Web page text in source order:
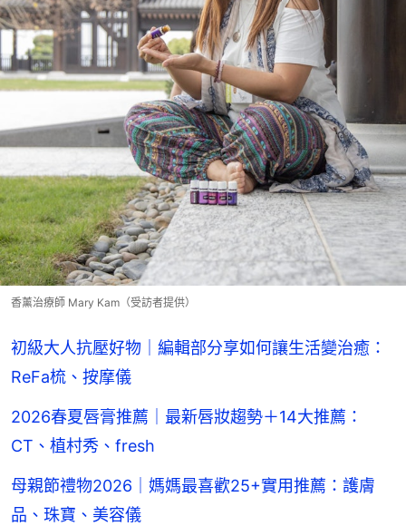
香薰治療師 Mary Kam（受訪者提供）
初級大人抗壓好物｜編輯部分享如何讓生活變治癒：
ReFa梳、按摩儀
2026春夏唇膏推薦｜最新唇妝趨勢＋14大推薦：
CT、植村秀、fresh
母親節禮物2026｜媽媽最喜歡25+實用推薦：護膚
品、珠寶、美容儀